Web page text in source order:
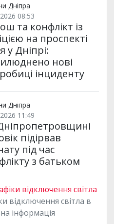
Дніпра
08:53
та конфлікт із
на проспекті
у Дніпрі:
нові
інциденту
Дніпра
11:49
підірвав
під час
з батьком
відключення світла
відключення світла в
інформація